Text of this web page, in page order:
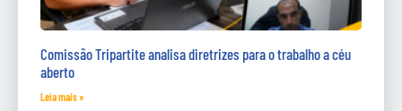
Comissão Tripartite analisa diretrizes para o trabalho a céu
aberto
Leia mais »